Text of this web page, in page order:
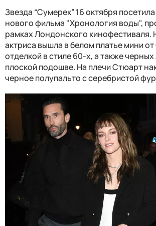
Звезда “Сумерек” 16 октября
нового фильма "Хронология воды",
рамках Лондонского кинофестиваля.
актриса вышла в белом платье мини
отделкой в стиле 60-х, а также
плоской подошве. На плечи Стюарт
черное полупальто с серебристой